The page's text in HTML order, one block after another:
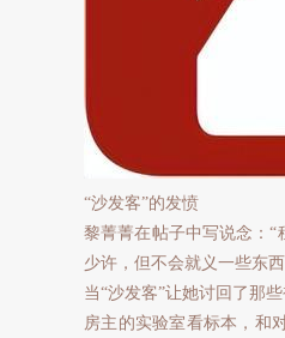
“沙发客”的发愤
黎菁菁在帖子中写说念：
少许，但不会就义一些东
当“沙发客”让她讨回了那
房主的实验室看标本，和